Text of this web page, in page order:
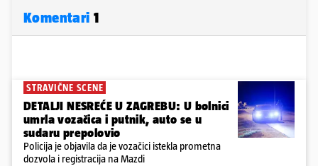
Komentari 1
STRAVIČNE SCENE
DETALJI NESREĆE U ZAGREBU: U bolnici
umrla vozačica i putnik, auto se u
sudaru prepolovio
Policija je objavila da je vozačici istekla prometna
dozvola i registracija na Mazdi